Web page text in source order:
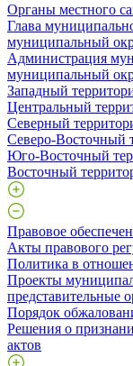
Органы местного
Глава
муниципальный
Администрация
муниципальный
Западный
Центральный
Северный
Северо-Восточный
Юго-Восточный
Восточный
Правовое
Акты правового
Политика в
Проекты
представительные
Порядок
Решения о
актов